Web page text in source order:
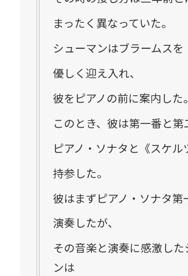
まったく異なっていた。
シューマンはブラームスを
優しく迎え入れ、
彼をピアノの前に案内した。
このとき、彼は第一番と第
ピアノ・ソナタと《スケル
持参した。
彼はまずピアノ・ソナタ第
演奏したが、
その音楽と演奏に感激した
ンは